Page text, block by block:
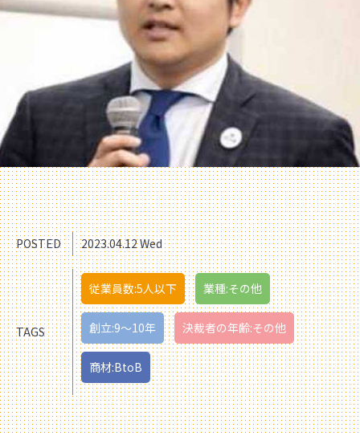
POSTED 2023.04.12 Wed
TAGS
従業員数:5人以下 業種:その他
創立:9〜10年 決裁者の年齢:その他
商材:BtoB